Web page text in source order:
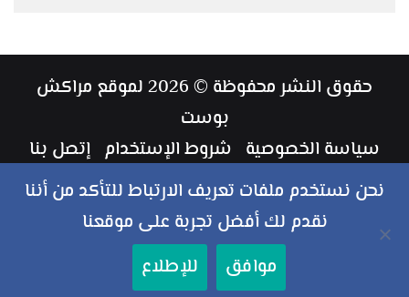
حقوق النشر محفوظة © 2026 لموقع مراكش
بوست
سياسة الخصوصية شروط الإستخدام إتصل بنا
طاقم العمل
ملخص
الموقع
فيسبوكتويتر يوتيوبانستقرام‏Google
نحن نستخدم ملفات تعريف الارتباط للتأكد من أننا
نقدم لك أفضل تجربة على موقعنا
موافق
للإطلاع